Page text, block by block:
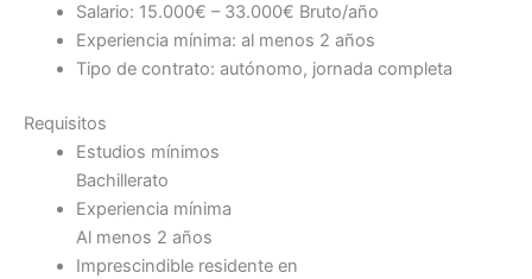
Salario: 15.000€ – 33.000€ Bruto/año
Experiencia mínima: al menos 2 años
Tipo de contrato: autónomo, jornada completa
Requisitos
Estudios mínimos
Bachillerato
Experiencia mínima
Al menos 2 años
Imprescindible residente en